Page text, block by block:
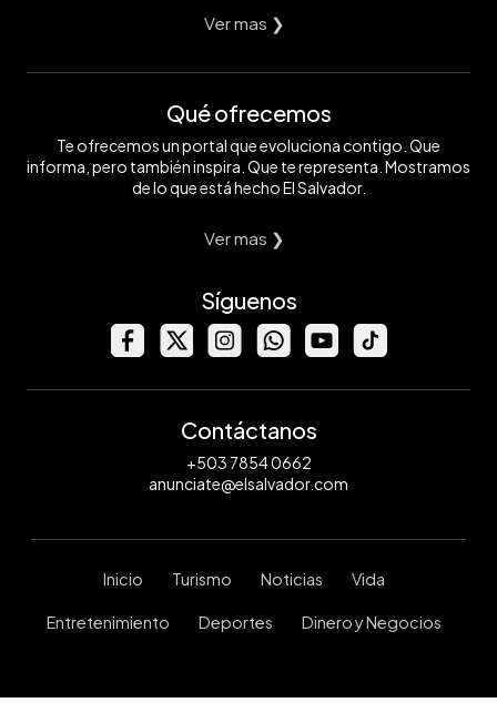
Ver mas ❯
Qué ofrecemos
Te ofrecemos un portal que evoluciona contigo. Que
informa, pero también inspira. Que te representa. Mostramos
de lo que está hecho El Salvador.
Ver mas ❯
Síguenos
Contáctanos
+503 7854 0662
anunciate@elsalvador.com
Inicio Turismo Noticias Vida
Entretenimiento Deportes Dinero y Negocios